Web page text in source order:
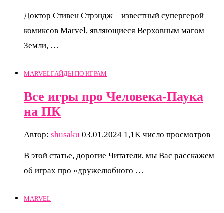
Доктор Стивен Стрэндж – известный супергерой
комиксов Marvel, являющиеся Верховным магом
Земли, …
MARVELГАЙДЫ ПО ИГРАМ
Все игры про Человека-Паука
на ПК
Автор: shusaku 03.01.2024 1,1K число просмотров
В этой статье, дорогие Читатели, мы Вас расскажем
об играх про «дружелюбного …
MARVEL